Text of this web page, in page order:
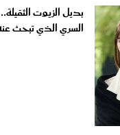
بديل الزيوت
السري الذي تبحث